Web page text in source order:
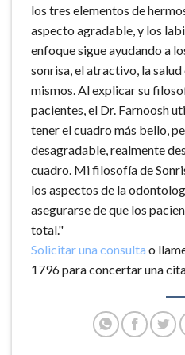
los tres elementos de
aspecto agradable, y los
enfoque sigue ayudando a
sonrisa, el atractivo, la
mismos. Al explicar su
pacientes, el Dr. Farnoosh
tener el cuadro más bello,
desagradable, realmente
cuadro. Mi filosofía de
los aspectos de la
asegurarse de que los
total."
Solicitar una consulta o
1796 para concertar una